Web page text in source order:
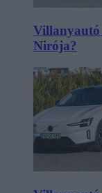
Villanyautó
Nirója?